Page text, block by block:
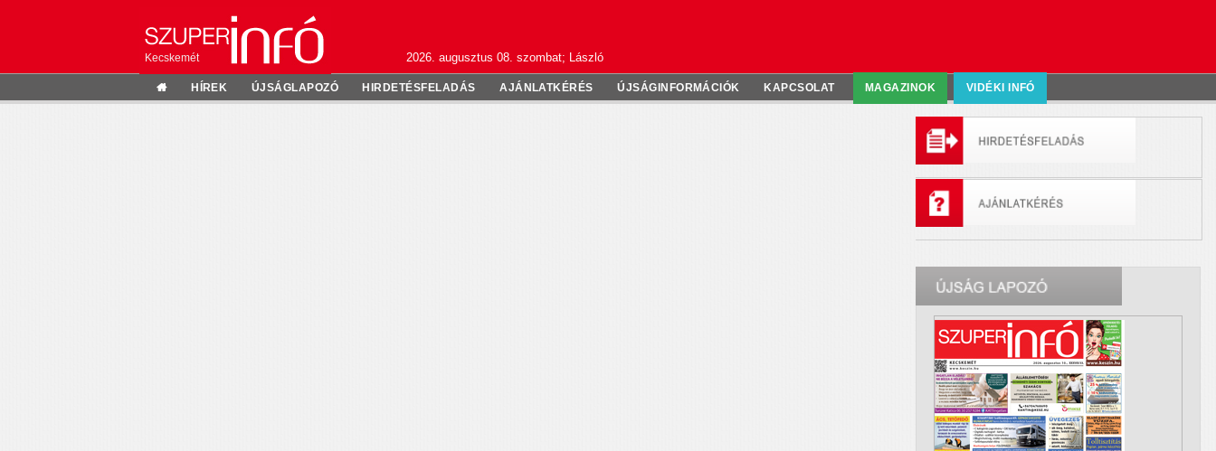
Kecskemét 2026. augusztus 08. szombat; László
HÍREK ÚJSÁGLAPOZÓ HIRDETÉSFELADÁS AJÁNLATKÉRÉS ÚJSÁGINFORMÁCIÓK KAPCSOLAT MAGAZINOK VIDÉKI INFÓ